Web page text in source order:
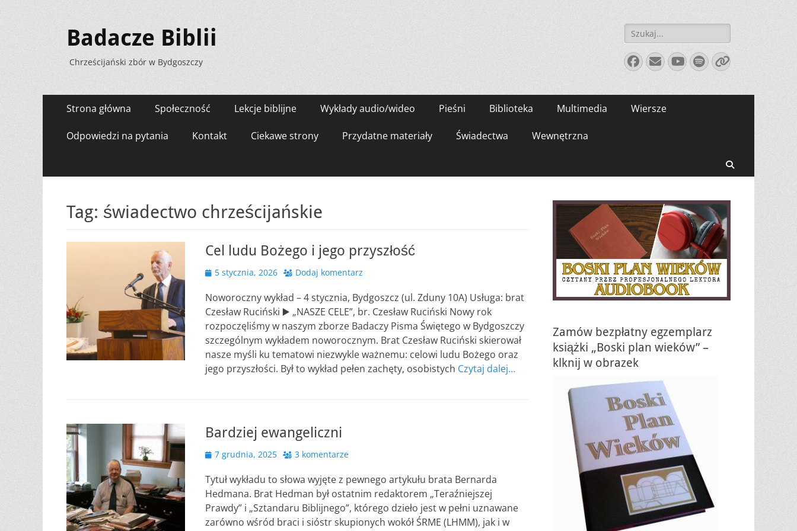
Badacze Biblii
Chrześcijański zbór w Bydgoszczy
Szukaj:
Facebook
E-
mail
YouTube
Spotify
Link
Menu
zawartości
Strona główna Społeczność Lekcje biblijne Wykłady audio/wideo Pieśni Biblioteka Multimedia Wiersze
Odpowiedzi na pytania Kontakt Ciekawe strony Przydatne materiały Świadectwa Wewnętrzna
Tag: świadectwo chrześcijańskie
Cel ludu Bożego i jego przyszłość
Opublikowano
5 stycznia, 2026 Dodaj komentarz
Noworoczny wykład – 4 stycznia, Bydgoszcz (ul. Zduny 10A) Usługa: brat
Czesław Ruciński ▶️ „NASZE CELE”, br. Czesław Ruciński Nowy rok
rozpoczęliśmy w naszym zborze Badaczy Pisma Świętego w Bydgoszczy
szczególnym wykładem noworocznym. Brat Czesław Ruciński skierował
nasze myśli ku tematowi niezwykle ważnemu: celowi ludu Bożego oraz
jego przyszłości. Był to wykład pełen zachęty, osobistych Czytaj dalej…
Bardziej ewangeliczni
Opublikowano
7 grudnia, 2025 3 komentarze
Tytuł wykładu to słowa wyjęte z pewnego artykułu brata Bernarda
Hedmana. Brat Hedman był ostatnim redaktorem „Teraźniejszej
Prawdy” i „Sztandaru Biblijnego”, którego dzieło jest w pełni uznawane
zarówno wśród braci i sióstr skupionych wokół ŚRME (LHMM), jak i w
Zamów bezpłatny egzemplarz
książki „Boski plan wieków” –
klknij w obrazek